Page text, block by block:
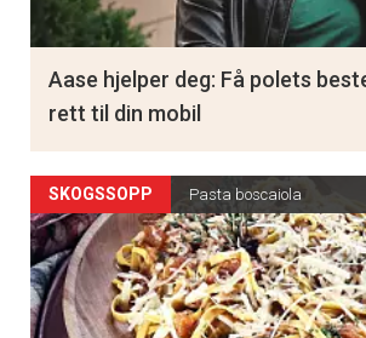
SKOGSSOPP Pasta boscaiola
Aase hjelper deg: Få polets
rett til din mobil